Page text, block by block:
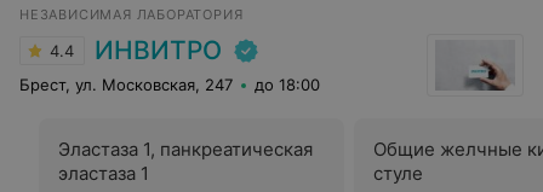
НЕЗАВИСИМАЯ ЛАБОРАТОРИЯ
4.4 ИНВИТРО
Брест, ул. Московская, 247 до 18:00
Эластаза 1, панкреатическая
эластаза 1
Общие желчные
стуле